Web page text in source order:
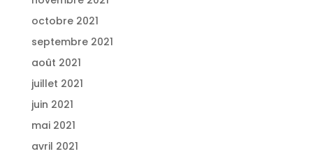
octobre 2021
septembre 2021
août 2021
juillet 2021
juin 2021
mai 2021
avril 2021